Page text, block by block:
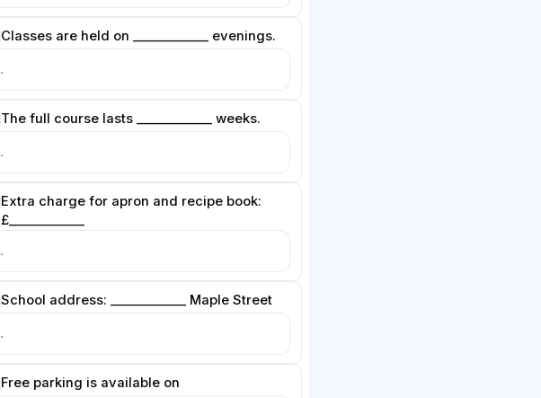
Classes are held on ____________ evenings.
The full course lasts ____________ weeks.
Extra charge for apron and recipe book:
£____________
School address: ____________ Maple Street
Free parking is available on